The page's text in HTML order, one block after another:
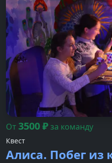
От3500₽за команду
Квест
Алиса. Побег из